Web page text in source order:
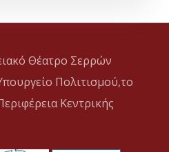
Θέατρο Σερρών
Πολιτισμού,το
Κεντρικής